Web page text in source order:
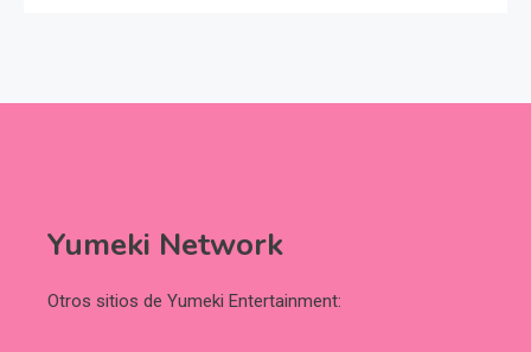
Yumeki Network
Otros sitios de Yumeki Entertainment: